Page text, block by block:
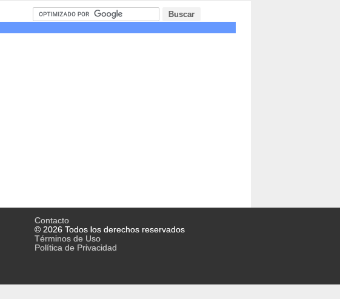
Contacto
© 2026 Todos los derechos reservados
Términos de Uso
Política de Privacidad